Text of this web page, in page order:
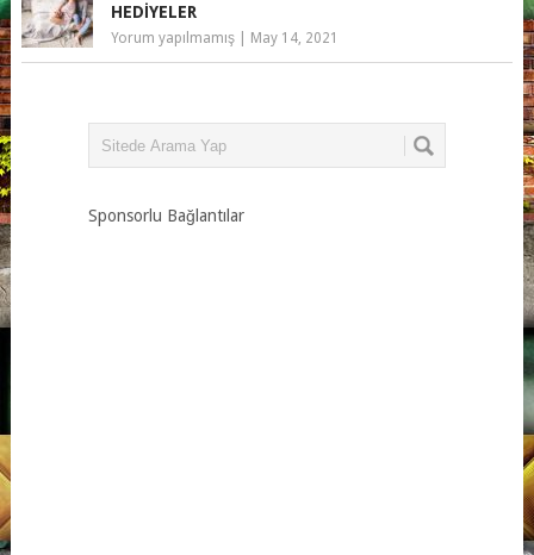
HEDIYELER
Yorum yapılmamış| May 14, 2021
Sponsorlu Bağlantılar